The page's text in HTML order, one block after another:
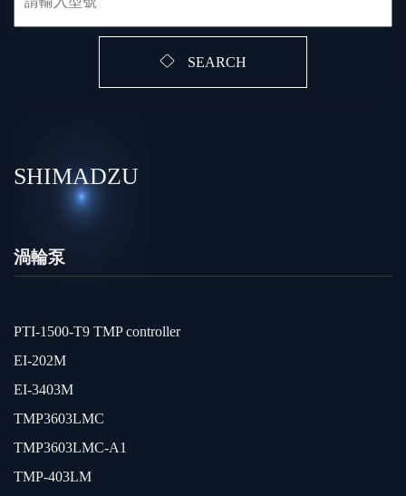
SEARCH
SHIMADZU
渦輪泵
PTI-1500-T9 TMP controller
EI-202M
EI-3403M
TMP3603LMC
TMP3603LMC-A1
TMP-403LM